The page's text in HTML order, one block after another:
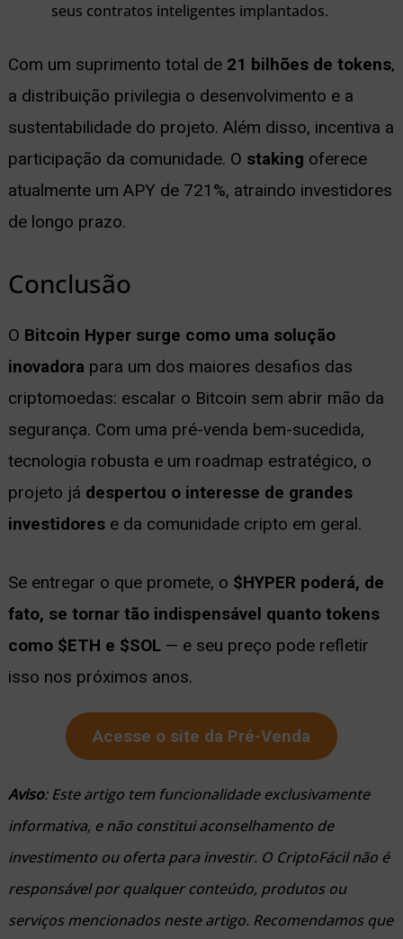
seus contratos inteligentes implantados.
Com um suprimento total de 21 bilhões de tokens,
a distribuição privilegia o desenvolvimento e a
sustentabilidade do projeto. Além disso, incentiva a
participação da comunidade. O staking oferece
atualmente um APY de 721%, atraindo investidores
de longo prazo.
Conclusão
O Bitcoin Hyper surge como uma solução
inovadora para um dos maiores desafios das
criptomoedas: escalar o Bitcoin sem abrir mão da
segurança. Com uma pré-venda bem-sucedida,
tecnologia robusta e um roadmap estratégico, o
projeto já despertou o interesse de grandes
investidorese da comunidade cripto em geral.
Se entregar o que promete, o $HYPER poderá, de
fato, se tornar tão indispensável quanto tokens
como $ETH e $SOL— e seu preço pode refletir
isso nos próximos anos.
Acesse o site da Pré-Venda
Aviso: Este artigo tem funcionalidade exclusivamente
informativa, e não constitui aconselhamento de
investimento ou oferta para investir. O CriptoFácil não é
responsável por qualquer conteúdo, produtos ou
serviços mencionados neste artigo. Recomendamos que